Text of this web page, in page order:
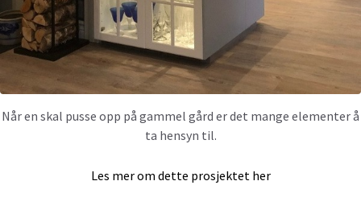
Når en skal pusse opp på gammel gård er det mange elementer å
ta hensyn til.
Les mer om dette prosjektet her